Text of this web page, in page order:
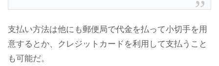
支払い方法は他にも郵便局で代金を払って小切手を用
意するとか、クレジットカードを利用して支払うこと
も可能だ。